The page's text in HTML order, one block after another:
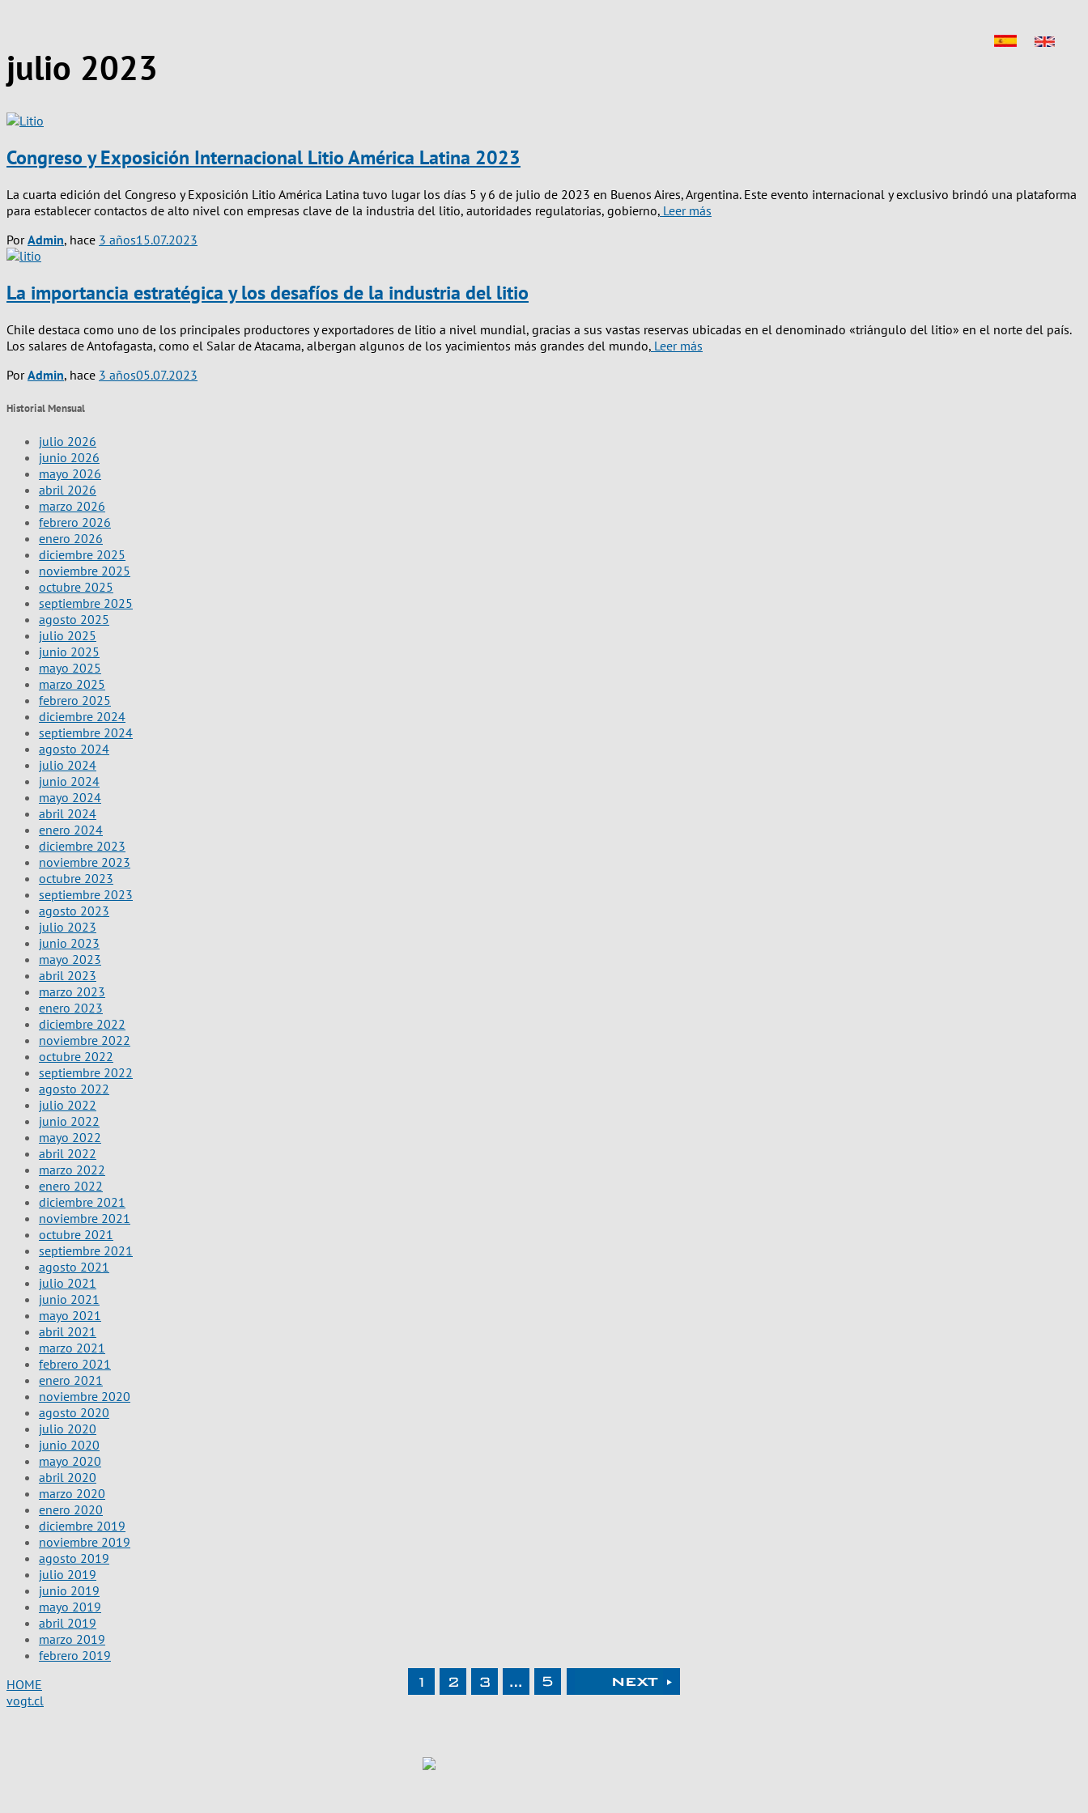
julio 2023
Congreso y Exposición Internacional Litio América Latina 2023
La cuarta edición del Congreso y Exposición Litio América Latina tuvo lugar los días 5 y 6 de julio de 2023 en Buenos Aires, Argentina. Este evento internacional y exclusivo brindó una plataforma
para establecer contactos de alto nivel con empresas clave de la industria del litio, autoridades regulatorias, gobierno, Leer más
PorAdmin, hace 3 años15.07.2023
La importancia estratégica y los desafíos de la industria del litio
Chile destaca como uno de los principales productores y exportadores de litio a nivel mundial, gracias a sus vastas reservas ubicadas en el denominado «triángulo del litio» en el norte del país.
Los salares de Antofagasta, como el Salar de Atacama, albergan algunos de los yacimientos más grandes del mundo, Leer más
PorAdmin, hace 3 años05.07.2023
Historial Mensual
julio 2026
junio 2026
mayo 2026
abril 2026
marzo 2026
febrero 2026
enero 2026
diciembre 2025
noviembre 2025
octubre 2025
septiembre 2025
agosto 2025
julio 2025
junio 2025
mayo 2025
marzo 2025
febrero 2025
diciembre 2024
septiembre 2024
agosto 2024
julio 2024
junio 2024
mayo 2024
abril 2024
enero 2024
diciembre 2023
noviembre 2023
octubre 2023
septiembre 2023
agosto 2023
julio 2023
junio 2023
mayo 2023
abril 2023
marzo 2023
enero 2023
diciembre 2022
noviembre 2022
octubre 2022
septiembre 2022
agosto 2022
julio 2022
junio 2022
mayo 2022
abril 2022
marzo 2022
enero 2022
diciembre 2021
noviembre 2021
octubre 2021
septiembre 2021
agosto 2021
julio 2021
junio 2021
mayo 2021
abril 2021
marzo 2021
febrero 2021
enero 2021
noviembre 2020
agosto 2020
julio 2020
junio 2020
mayo 2020
abril 2020
marzo 2020
enero 2020
diciembre 2019
noviembre 2019
agosto 2019
julio 2019
junio 2019
mayo 2019
abril 2019
marzo 2019
febrero 2019
HOME
vogt.cl